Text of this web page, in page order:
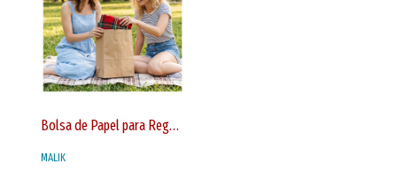
Bolsa de Papel para Regalo Color Cafe Tamaño 42x31x12 cms
MALIK